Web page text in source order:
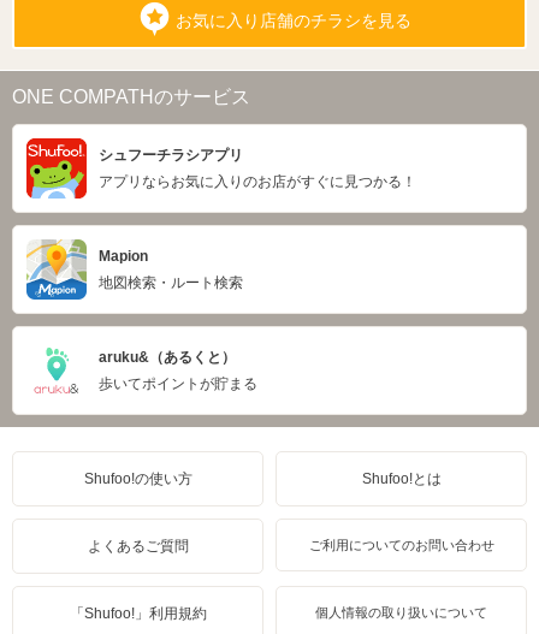
お気に入り店舗のチラシを見る
ONE COMPATHのサービス
シュフーチラシアプリ
アプリならお気に入りのお店がすぐに見つかる！
Mapion
地図検索・ルート検索
aruku&（あるくと）
歩いてポイントが貯まる
Shufoo!の使い方 Shufoo!とは
よくあるご質問 ご利用についてのお問い合わせ
「Shufoo!」利用規約 個人情報の取り扱いについて